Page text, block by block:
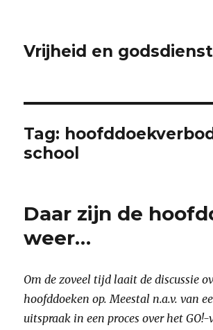
Vrijheid en godsdienst
Tag:
school
Daar zijn de
weer…
Om de zoveel tijd laait de discussie
hoofddoeken op. Meestal n.a.v. van
uitspraak in een proces over het GO!-